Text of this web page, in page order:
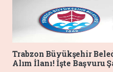
Trabzon Büyükşehir
Alım İlanı! İşte Başvuru